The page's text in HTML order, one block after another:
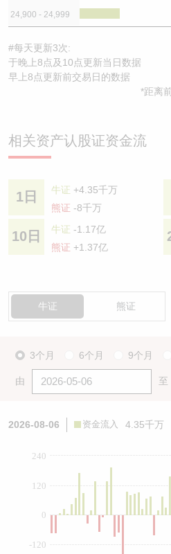
24,900 - 24,999
#每天更新3次:
于晚上8点及10点更新当日数据
早上8点更新前交易日的数据
*距离
相关资产认股证资金流
1日 牛证 +4.35千万
熊证 -8千万
10日 牛证 -1.17亿
熊证 +1.37亿
牛证 熊证
3个月 6个月 9个月
由 至
2026-08-06 资金流入 4.35千万
0
-120
120
240